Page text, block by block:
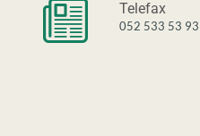
Telefax
052 533 53 93